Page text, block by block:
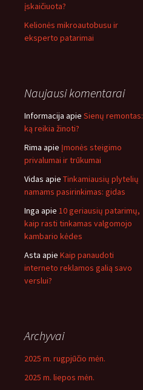
įskaičiuota?
Kelionės mikroautobusu ir
eksperto patarimai
Naujausi komentarai
Informacija apie Sienų remontas:
ką reikia žinoti?
Rima apie Įmonės steigimo
privalumai ir trūkumai
Vidas apie Tinkamiausių plytelių
namams pasirinkimas: gidas
Inga apie 10 geriausių patarimų,
kaip rasti tinkamas valgomojo
kambario kėdes
Asta apie Kaip panaudoti
interneto reklamos galią savo
verslui?
Archyvai
2025 m. rugpjūčio mėn.
2025 m. liepos mėn.